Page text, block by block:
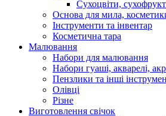
Сухоцвіти,
Основа для мила,
Інструменти та інвентар
Косметична тара
Малювання
Набори для малювання
Набори гуаші, акварелі,
Пензлики та інші
Олівці
Різне
Виготовлення свічок